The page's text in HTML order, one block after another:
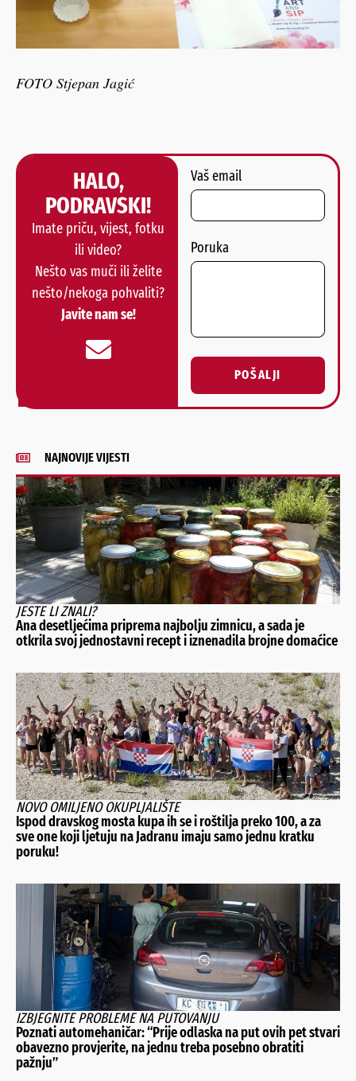
FOTO Stjepan Jagić
HALO,
PODRAVSKI!
Imate priču, vijest, fotku
ili video?
Nešto vas muči ili želite
nešto/nekoga pohvaliti?
Javite nam se!
Vaš email
Poruka
POŠALJI
Alternative:
NAJNOVIJE VIJESTI
JESTE LI ZNALI?
Ana desetljećima priprema najbolju zimnicu, a sada je
otkrila svoj jednostavni recept i iznenadila brojne domaćice
NOVO OMILJENO OKUPLJALIŠTE
Ispod dravskog mosta kupa ih se i roštilja preko 100, a za
sve one koji ljetuju na Jadranu imaju samo jednu kratku
poruku!
IZBJEGNITE PROBLEME NA PUTOVANJU
Poznati automehaničar: “Prije odlaska na put ovih pet stvari
obavezno provjerite, na jednu treba posebno obratiti
pažnju”